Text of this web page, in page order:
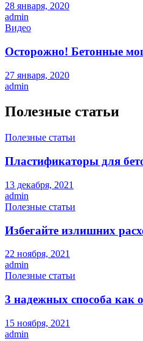
28 января, 2020
admin
Видео
Осторожно! Бетонные
27 января, 2020
admin
Полезные статьи
Полезные статьи
Пластификаторы для
13 декабря, 2021
admin
Полезные статьи
Избегайте излишних
22 ноября, 2021
admin
Полезные статьи
3 надежных способа как
15 ноября, 2021
admin